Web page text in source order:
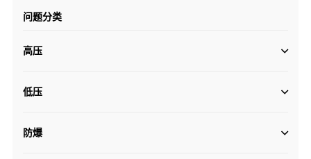
问题分类
高压
低压
防爆